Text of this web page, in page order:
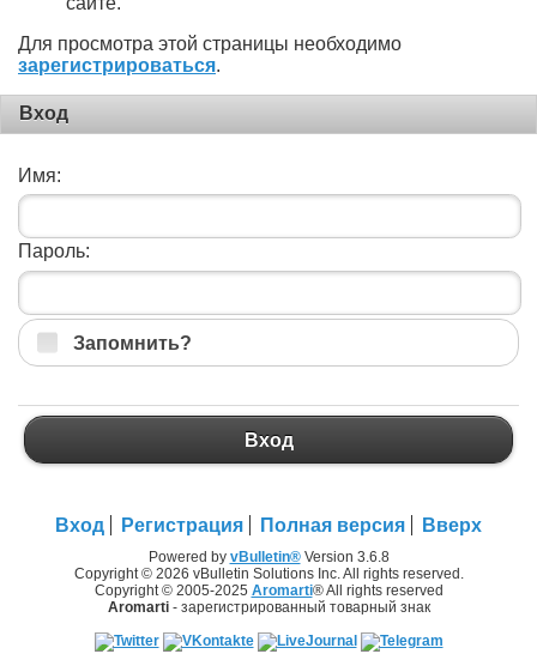
Для просмотра этой страницы необходимо
зарегистрироваться.
Вход
Имя:
Пароль:
Запомнить?
Вход
Вход Регистрация Полная версия Вверх
Powered by vBulletin®Version 3.6.8
Copyright © 2026 vBulletin Solutions Inc. All rights reserved.
Copyright © 2005-2025 Aromarti® All rights reserved
Aromarti- зарегистрированный товарный знак